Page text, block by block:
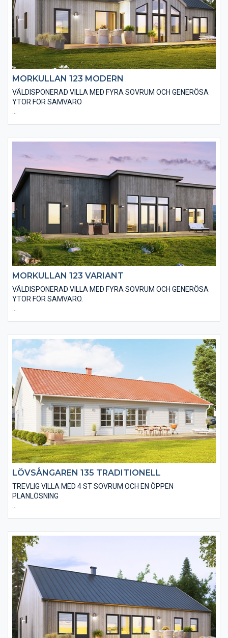
MORKULLAN 123 MODERN
VÄLDISPONERAD VILLA MED FYRA SOVRUM OCH GENERÖSA
YTOR FÖR SAMVARO
utan större takutsprång som belagts med plåt. Den moderna
fönsterfoder och knutbrädor. Du kan fritt välja alternativa
materialval för att ge huset din personliga touch.
MORKULLAN 123 VARIANT
VÄLDISPONERAD VILLA MED FYRA SOVRUM OCH GENERÖSA
YTOR FÖR SAMVARO.
karakteristiskt utseende. Vi klär huset med stående
slätspontad träpanel som med fördel målas med faluröd eller
falusvart för att förstärka designen. Du har möjlighet till
alternativa utföranden för att göra huset anpassat till dina
egna drömmar och visioner.
LÖVSÅNGAREN 135 TRADITIONELL
TREVLIG VILLA MED 4 ST SOVRUM OCH EN ÖPPEN
PLANLÖSNING
ett sadeltak med takpannor. I huset finns även valmöjligheten
till ett ”ryggåstak” i vardagsrummet, vilket innebär en härlig
rymd i denna del. Här finns det många andra alternativ på
utvändiga utföranden och material.